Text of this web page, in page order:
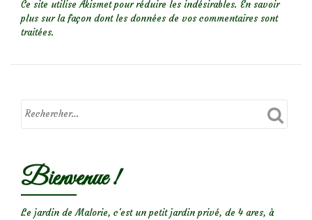
Ce site utilise Akismet pour réduire les indésirables. En savoir
plus sur la façon dont les données de vos commentaires sont
traitées.
Bienvenue !
Le jardin de Malorie, c'est un petit jardin privé, de 4 ares, à